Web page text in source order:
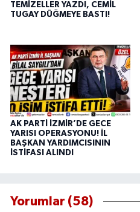
TEMİZELLER YAZDI, CEMİL
TUGAY DÜĞMEYE BASTI!
AK PARTİ İZMİR’DE GECE
YARISI OPERASYONU! İL
BAŞKAN YARDIMCISININ
İSTİFASI ALINDI
Yorumlar (58)